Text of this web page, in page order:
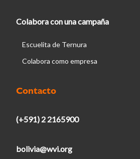
Colabora con una campaña
Escuelita de Ternura
Colabora como empresa
Contacto
(+591) 2 2165900
bolivia@wvi.org